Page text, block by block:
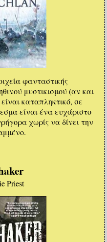
φανταστικής
μυστικισμού (αν και
καταπληκτικό, σε
είναι ένα ευχάριστο
χωρίς να δίνει την
Priest